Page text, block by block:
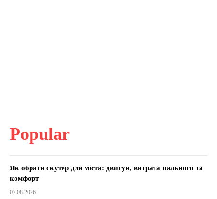
Popular
Як обрати скутер для міста: двигун, витрата пального та
комфорт
07.08.2026